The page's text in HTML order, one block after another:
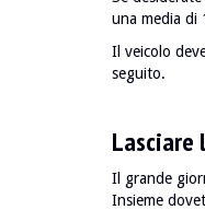
una media di
Il veicolo
seguito.
Lasciare
Il grande
Insieme